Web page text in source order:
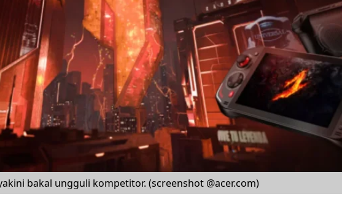
bakal ungguli kompetitor. (screenshot @acer.com)